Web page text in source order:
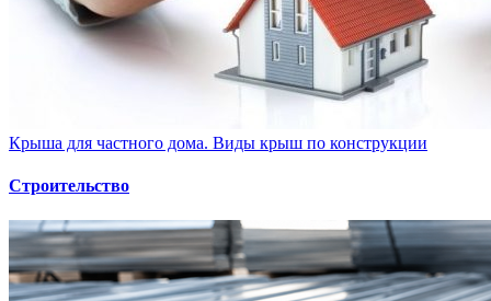
Крыша для частного дома. Виды крыш по конструкции
Строительство